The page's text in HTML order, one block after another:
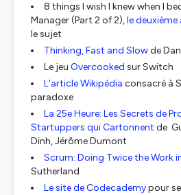
8 things I wish I knew when I
Manager (Part 2 of 2),le
le sujet
Thinking, Fast and Slowde
Le jeu Overcooked sur Switch
L'article Wikipédia consacré à
paradoxe
La 25e Heure: Les Secrets de
Startuppers qui Cartonnent de
Dinh, Jérôme Dumont
Scrum: Doing Twice the Work
Sutherland
Le site de Codecademypour